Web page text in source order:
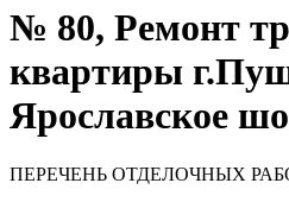
№ 80, Ремонт
квартиры
Ярославское
ПЕРЕЧЕНЬ ОТДЕЛОЧНЫХ